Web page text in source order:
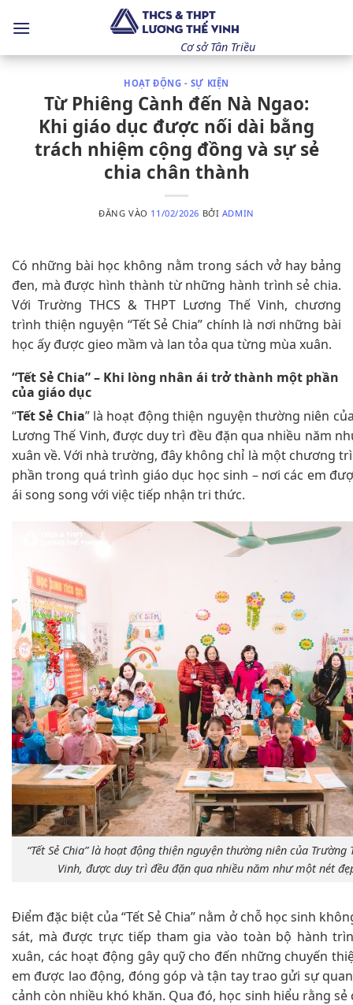
qua
Cơ sở Tân Triều
HOẠT ĐỘNG - SỰ KIỆN
Từ Phiêng Cành đến Nà Ngao:
Khi giáo dục được nối dài bằng
trách nhiệm cộng đồng và sự sẻ
chia chân thành
ĐĂNG VÀO 11/02/2026 BỞI ADMIN
Có những bài học không nằm trong sách vở hay bảng
đen, mà được hình thành từ những hành trình sẻ chia.
Với Trường THCS & THPT Lương Thế Vinh, chương
trình thiện nguyện “Tết Sẻ Chia” chính là nơi những bài
học ấy được gieo mầm và lan tỏa qua từng mùa xuân.
“Tết Sẻ Chia” – Khi lòng nhân ái trở thành một phần
của giáo dục
“Tết Sẻ Chia” là hoạt động thiện nguyện thường niên
Lương Thế Vinh, được duy trì đều đặn qua nhiều năm
xuân về. Với nhà trường, đây không chỉ là một chương
phần trong quá trình giáo dục học sinh – nơi các em
ái song song với việc tiếp nhận tri thức.
“Tết Sẻ Chia” là hoạt động thiện nguyện thường niên của Trường
Vinh, được duy trì đều đặn qua nhiều năm như một nét
Điểm đặc biệt của “Tết Sẻ Chia” nằm ở chỗ học sinh
sát, mà được trực tiếp tham gia vào toàn bộ hành
xuân, các hoạt động gây quỹ cho đến những chuyến
em được lao động, đóng góp và tận tay trao gửi sự
cảnh còn nhiều khó khăn. Qua đó, học sinh hiểu rằng